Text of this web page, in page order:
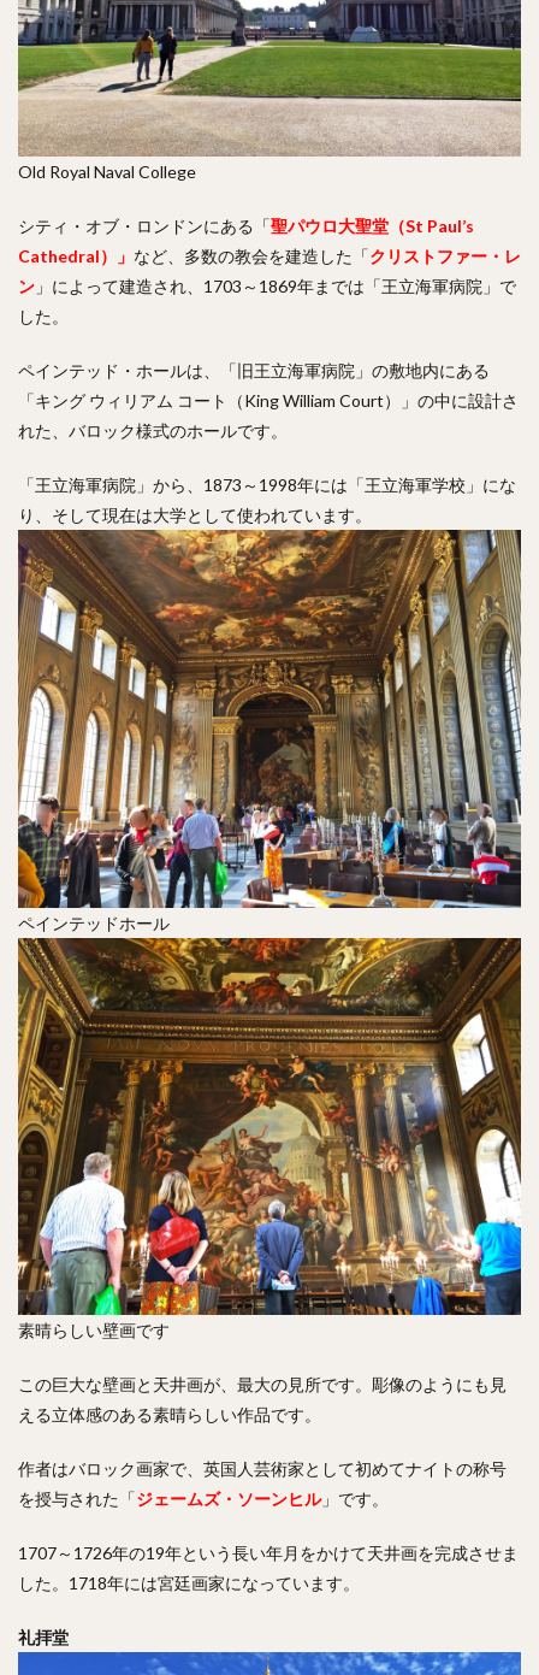
Old Royal Naval College
シティ・オブ・ロンドンにある「聖パウロ大聖堂（St Paul’s
Cathedral）」 など、多数の教会を建造した「クリストファー・レ
ン 」によって建造され、1703～1869年までは「王立海軍病院」で
した。
ペインテッド・ホールは、「旧王立海軍病院」の敷地内にある
「キング ウィリアム コート（King William Court）」の中に設計さ
れた、バロック様式のホールです。
「王立海軍病院」から、1873～1998年には「王立海軍学校」にな
り、そして現在は大学として使われています。
ペインテッドホール
素晴らしい壁画です
この巨大な壁画と天井画が、最大の見所です。彫像のようにも見
える立体感のある素晴らしい作品です。
作者はバロック画家で、英国人芸術家として初めてナイトの称号
を授与された「ジェームズ・ソーンヒル」です。
1707～1726年の19年という長い年月をかけて天井画を完成させま
した。1718年には宮廷画家になっています。
礼拝堂